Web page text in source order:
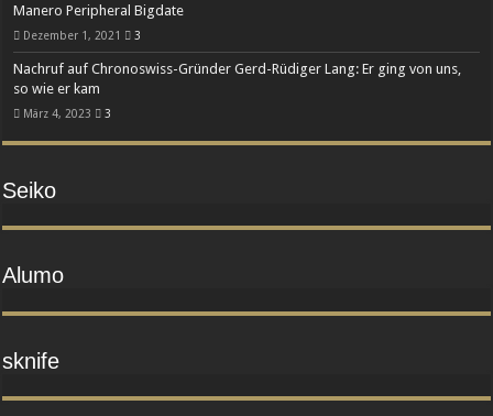
Manero Peripheral Bigdate
Dezember 1, 2021 3
Nachruf auf Chronoswiss-Gründer Gerd-Rüdiger Lang: Er ging von uns,
so wie er kam
März 4, 2023 3
Seiko
Alumo
sknife